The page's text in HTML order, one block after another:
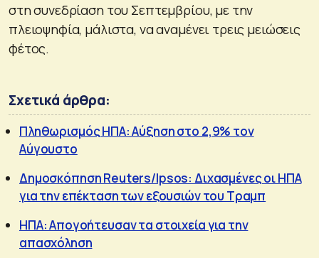
στη συνεδρίαση του Σεπτεμβρίου, με την
πλειοψηφία, μάλιστα, να αναμένει τρεις μειώσεις
φέτος.
Σχετικά άρθρα:
Πληθωρισμός ΗΠΑ: Αύξηση στο 2,9% τον
Αύγουστο
Δημοσκόπηση Reuters/Ipsos: Διχασμένες οι ΗΠΑ
για την επέκταση των εξουσιών του Τραμπ
ΗΠΑ: Απογοήτευσαν τα στοιχεία για την
απασχόληση